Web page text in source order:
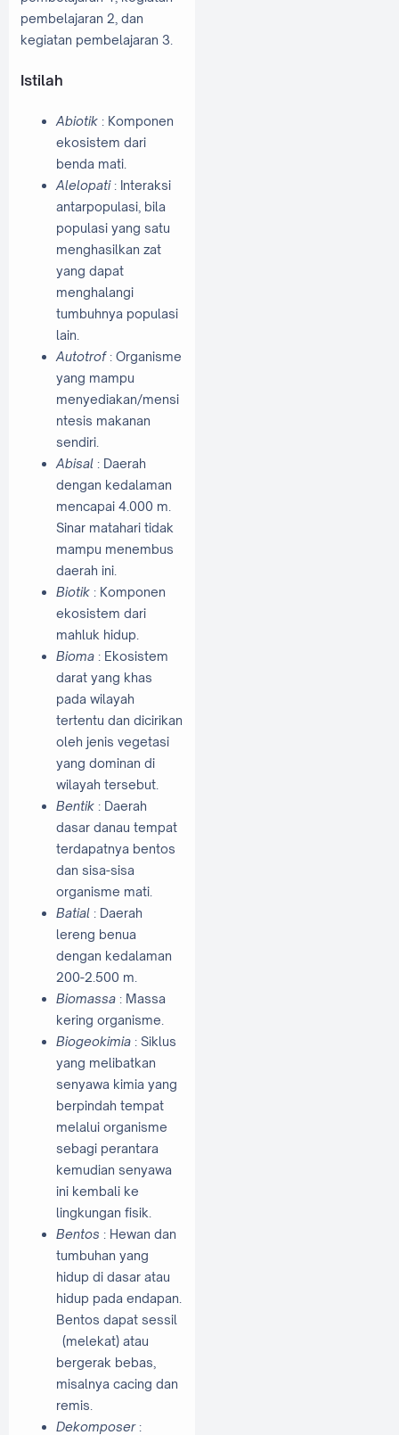
pembelajaran 2, dan
kegiatan pembelajaran 3.
Istilah
Abiotik : Komponen
ekosistem dari
benda mati.
Alelopati : Interaksi
antarpopulasi, bila
populasi yang satu
menghasilkan zat
yang dapat
menghalangi
tumbuhnya populasi
lain.
Autotrof : Organisme
yang mampu
menyediakan/mensi
ntesis makanan
sendiri.
Abisal : Daerah
dengan kedalaman
mencapai 4.000 m.
Sinar matahari tidak
mampu menembus
daerah ini.
Biotik : Komponen
ekosistem dari
mahluk hidup.
Bioma : Ekosistem
darat yang khas
pada wilayah
tertentu dan dicirikan
oleh jenis vegetasi
yang dominan di
wilayah tersebut.
Bentik : Daerah
dasar danau tempat
terdapatnya bentos
dan sisa-sisa
organisme mati.
Batial : Daerah
lereng benua
dengan kedalaman
200-2.500 m.
Biomassa : Massa
kering organisme.
Biogeokimia : Siklus
yang melibatkan
senyawa kimia yang
berpindah tempat
melalui organisme
sebagi perantara
kemudian senyawa
ini kembali ke
lingkungan fisik.
Bentos : Hewan dan
tumbuhan yang
hidup di dasar atau
hidup pada endapan.
Bentos dapat sessil
(melekat) atau
bergerak bebas,
misalnya cacing dan
remis.
Dekomposer :